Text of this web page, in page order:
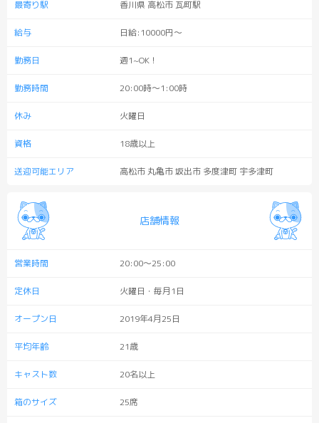
最寄り駅 香川県 高松市 瓦町駅
給与 日給:10000円～
勤務日 週1~OK！
勤務時間 20:00時～1:00時
休み 火曜日
資格 18歳以上
送迎可能エリア 高松市 丸亀市 坂出市 多度津町 宇多津町
店舗情報
営業時間 20:00〜25:00
定休日 火曜日・毎月1日
オープン日 2019年4月25日
平均年齢 21歳
キャスト数 20名以上
箱のサイズ 25席